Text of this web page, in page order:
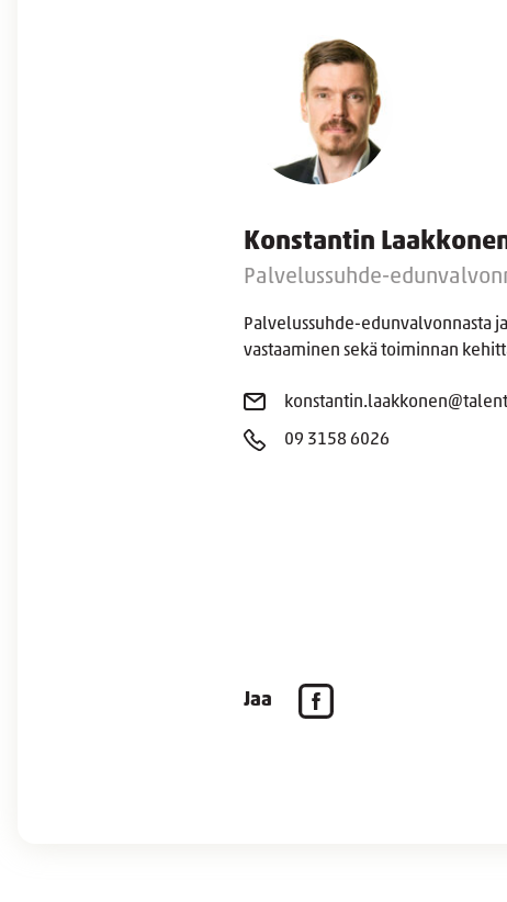
Konstantin
Palvelussuhde-
Palvelussuhde-edunvalvonnasta
vastaaminen sekä toiminnan
09 3158 6026
Jaa